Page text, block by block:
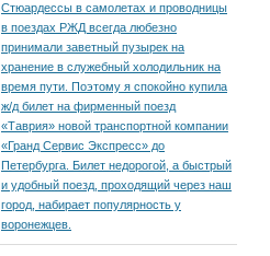
Стюардессы в самолетах и проводницы
в поездах РЖД всегда любезно
принимали заветный пузырек на
хранение в служебный холодильник на
время пути. По­этому я спокойно купила
ж/д билет на фирменный поезд
«Таврия» новой транспортной компании
«Гранд Сервис Экспресс» до
Петербурга. Билет недорогой, а быстрый
и удобный поезд, проходящий через наш
город, набирает популярность у
воронежцев.